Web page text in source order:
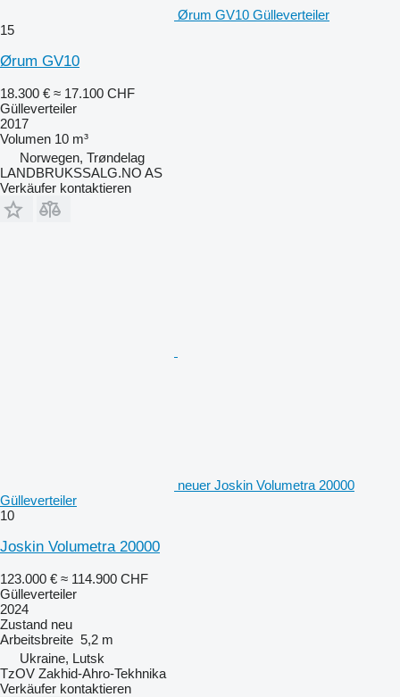
Ørum GV10 Gülleverteiler
15
Ørum GV10
18.300 € ≈ 17.100 CHF
Gülleverteiler
2017
Volumen 10 m³
Norwegen, Trøndelag
LANDBRUKSSALG.NO AS
Verkäufer kontaktieren
neuer Joskin Volumetra 20000
Gülleverteiler
10
Joskin Volumetra 20000
123.000 € ≈ 114.900 CHF
Gülleverteiler
2024
Zustand neu
Arbeitsbreite 5,2 m
Ukraine, Lutsk
TzOV Zakhid-Ahro-Tekhnika
Verkäufer kontaktieren